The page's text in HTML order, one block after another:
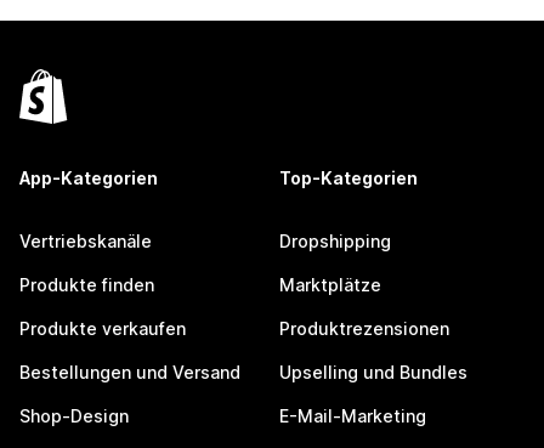
App-Kategorien
Vertriebskanäle
Produkte finden
Produkte verkaufen
Bestellungen und Versand
Shop-Design
Top-Kategorien
Dropshipping
Marktplätze
Produktrezensionen
Upselling und Bundles
E-Mail-Marketing